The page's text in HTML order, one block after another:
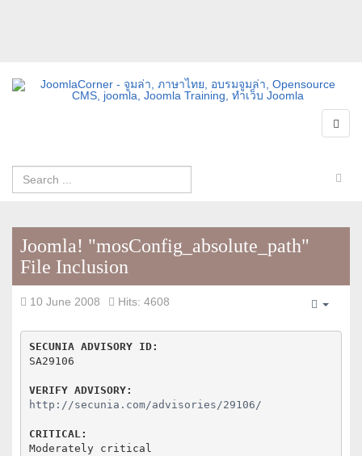
Joomla! "mosConfig_absolute_path"
File Inclusion
10 June 2008
Hits: 4608
SECUNIA ADVISORY ID:
SA29106
VERIFY ADVISORY:
http://secunia.com/advisories/29106/
CRITICAL:
Moderately critical